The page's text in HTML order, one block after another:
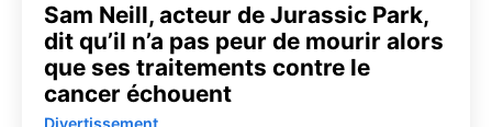
Sam Neill, acteur de Jurassic Park,
dit qu’il n’a pas peur de mourir alors
que ses traitements contre le
cancer échouent
Divertissement